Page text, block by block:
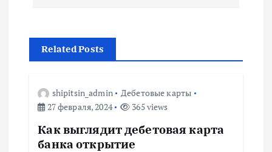
Related Posts
shipitsin_admin
Дебетовые карты
27 февраля, 2024
365 views
Как выглядит дебетовая карта
банка открытие